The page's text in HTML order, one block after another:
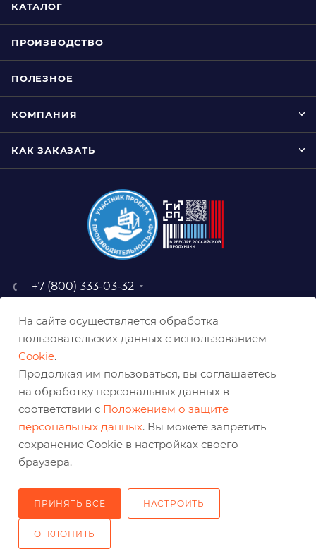
КАТАЛОГ
ПРОИЗВОДСТВО
ПОЛЕЗНОЕ
КОМПАНИЯ
КАК ЗАКАЗАТЬ
+7 (800) 333-03-32
baz@belabraziv.ru
308009, Россия, г. Белгород,
На сайте осуществляется обработка
пользовательских данных с использованием
Cookie.
Продолжая им пользоваться, вы соглашаетесь
на обработку персональных данных в
соответствии с Положением о защите
персональных данных. Вы можете запретить
сохранение Cookie в настройках своего
браузера.
ПРИНЯТЬ ВСЕ НАСТРОИТЬ
ОТКЛОНИТЬ